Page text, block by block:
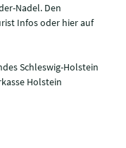
Nadel. Den
Infos oder hier auf
Schleswig-Holstein
Holstein